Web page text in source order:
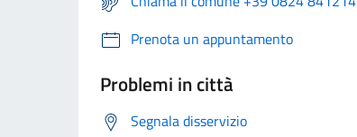
Prenota un appuntamento
Problemi in città
Segnala disservizio